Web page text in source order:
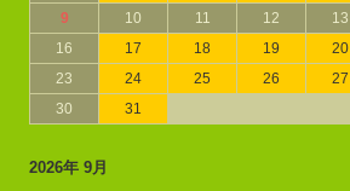
9
10 11 12 13
16
17 18 19 20
23
24 25 26 27
30
31
2026年 9月